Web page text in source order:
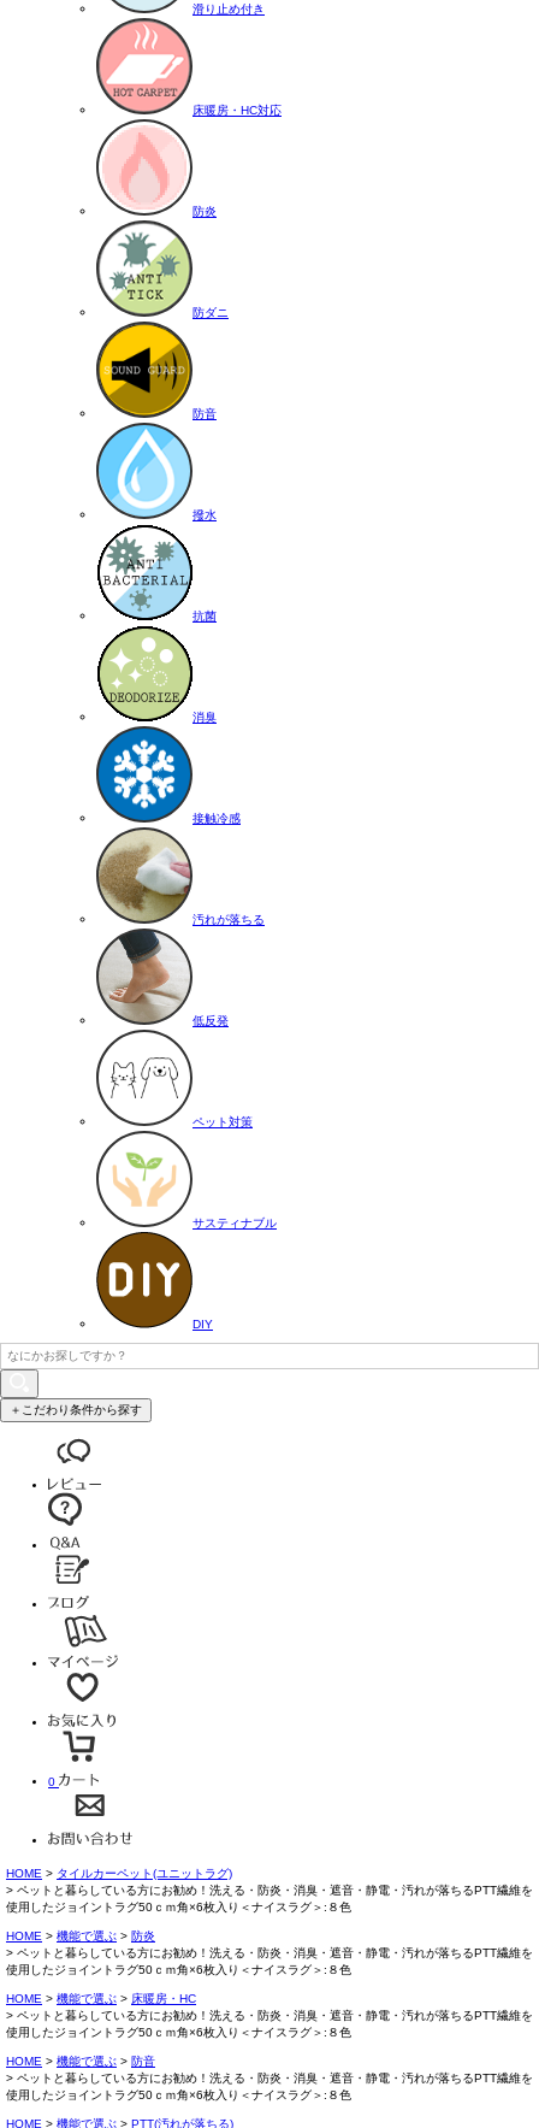
滑り止め付き
床暖房・HC対応
防炎
防ダニ
防音
撥水
抗菌
消臭
接触冷感
汚れが落ちる
低反発
ペット対策
サスティナブル
DIY
＋こだわり条件から探す
0
HOME
タイルカーペット(ユニットラグ)
ペットと暮らしている方にお勧め！洗える・防炎・消臭・遮音・静電・汚れが落ちるPTT繊維を
使用したジョイントラグ50ｃｍ角×6枚入り＜ナイスラグ＞:８色
HOME 機能で選ぶ
防炎
ペットと暮らしている方にお勧め！洗える・防炎・消臭・遮音・静電・汚れが落ちるPTT繊維を
使用したジョイントラグ50ｃｍ角×6枚入り＜ナイスラグ＞:８色
HOME 機能で選ぶ
床暖房・HC
ペットと暮らしている方にお勧め！洗える・防炎・消臭・遮音・静電・汚れが落ちるPTT繊維を
使用したジョイントラグ50ｃｍ角×6枚入り＜ナイスラグ＞:８色
HOME 機能で選ぶ
防音
ペットと暮らしている方にお勧め！洗える・防炎・消臭・遮音・静電・汚れが落ちるPTT繊維を
使用したジョイントラグ50ｃｍ角×6枚入り＜ナイスラグ＞:８色
HOME 機能で選ぶ PTT(汚れが落ちる)